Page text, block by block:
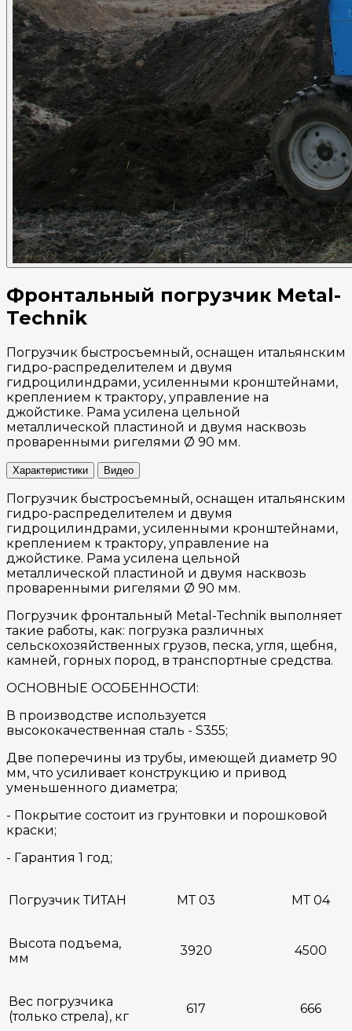
Фронтальный погрузчик Metal-
Technik
Погрузчик быстросъемный, оснащен итальянским
гидро-распределителем и двумя
гидроцилиндрами, усиленными кронштейнами,
креплением к трактору, управление на
джойстике. Рама усилена цельной
металлической пластиной и двумя насквозь
проваренными ригелями Ø 90 мм.
Характеристики Видео
Погрузчик быстросъемный, оснащен итальянским
гидро-распределителем и двумя
гидроцилиндрами, усиленными кронштейнами,
креплением к трактору, управление на
джойстике. Рама усилена цельной
металлической пластиной и двумя насквозь
проваренными ригелями Ø 90 мм.
Погрузчик фронтальный Metal-Technik выполняет
такие работы, как: погрузка различных
сельскохозяйственных грузов, песка, угля, щебня,
камней, горных пород, в транспортные средства.
ОСНОВНЫЕ ОСОБЕННОСТИ:
В производстве используется
высококачественная сталь - S355;
Две поперечины из трубы, имеющей диаметр 90
мм, что усиливает конструкцию и привод
уменьшенного диаметра;
- Покрытие состоит из грунтовки и порошковой
краски;
- Гарантия 1 год;
Погрузчик ТИТАН МТ 03 МТ 04
Высота подъема,
мм
3920 4500
Вес погрузчика
(только стрела), кг
617 666